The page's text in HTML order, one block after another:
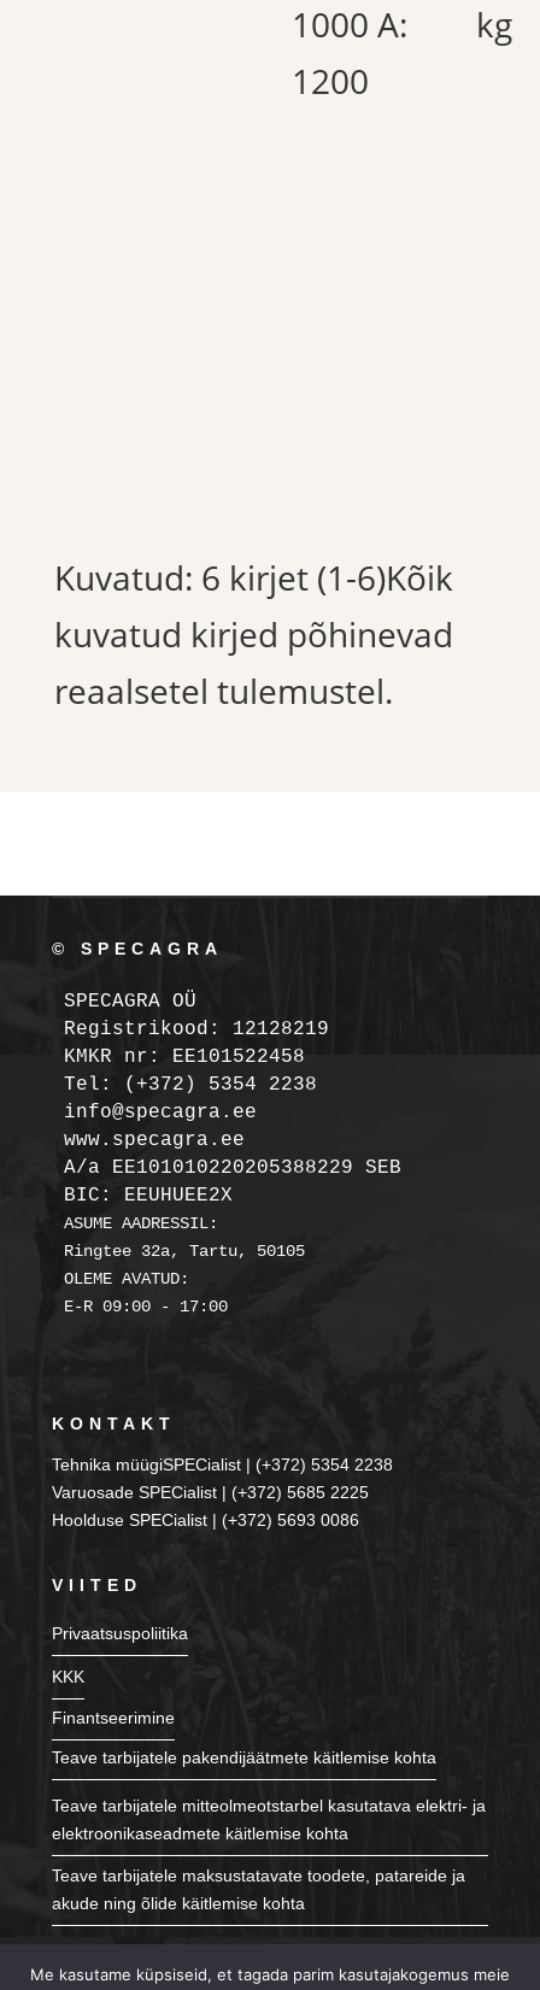
1000 A:
1200
kg
Kuvatud: 6 kirjet (1-6)Kõik
kuvatud kirjed põhinevad
reaalsetel tulemustel.
© SPECAGRA
SPECAGRA OÜ
Registrikood: 12128219
KMKR nr: EE101522458
Tel: (+372) 5354 2238
info@specagra.ee
A/a EE101010220205388229 SEB
BIC: EEUHUEE2X
ASUME AADRESSIL:
Ringtee 32a, Tartu, 50105
OLEME AVATUD:
E-R 09:00 - 17:00
KONTAKT
Tehnika müügiSPECialist | (+372) 5354 2238
Varuosade SPECialist | (+372) 5685 2225
Hoolduse SPECialist | (+372) 5693 0086
VIITED
Privaatsuspoliitika
KKK
Finantseerimine
Teave tarbijatele pakendijäätmete käitlemise kohta
Teave tarbijatele mitteolmeotstarbel kasutatava elektri- ja
elektroonikaseadmete käitlemise kohta
Teave tarbijatele maksustatavate toodete, patareide ja
akude ning õlide käitlemise kohta
JÄLGI MEID
Me kasutame küpsiseid, et tagada parim kasutajakogemus meie